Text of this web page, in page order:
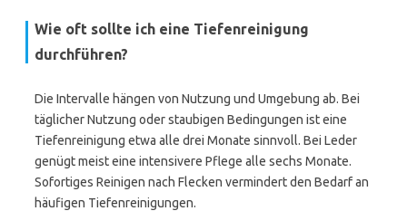
Wie oft sollte ich eine Tiefenreinigung
durchführen?
Die Intervalle hängen von Nutzung und Umgebung ab. Bei
täglicher Nutzung oder staubigen Bedingungen ist eine
Tiefenreinigung etwa alle drei Monate sinnvoll. Bei Leder
genügt meist eine intensivere Pflege alle sechs Monate.
Sofortiges Reinigen nach Flecken vermindert den Bedarf an
häufigen Tiefenreinigungen.